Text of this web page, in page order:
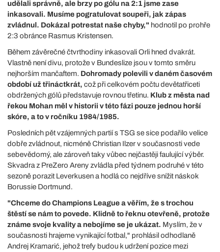
udělali správně, ale brzy po gólu na 2:1 jsme zase
inkasovali. Musíme pogratulovat soupeři, jak zápas
zvládnul. Dokázal potrestat naše chyby," hodnotil po prohře
2:3 obránce Rasmus Kristensen.
Během závěrečné čtvrthodiny inkasovali Orli hned dvakrát.
Vlastně není divu, protože v Bundeslize jsou v tomto směru
nejhorším mančaftem. Dohromady polevili v daném časovém
období už třináctkrát, což při celkovém počtu devětatřiceti
obdržených gólů představuje rovnou třetinu. Klub z města nad
řekou Mohan měl v historii v této fázi pouze jednou horší
skóre, a to v ročníku 1984/1985.
Posledních pět vzájemných partií s TSG se sice podařilo velice
dobře zvládnout, nicméně Christian Ilzer v současnosti vede
sebevědomý, ale zároveň taky vůbec nejčastěji faulující výběr.
Skvadra z PreZero Areny zvládla před týdnem podruhé v této
sezoně porazit Leverkusen a hodlá co nejdříve snížit náskok
Borussie Dortmund.
"Chceme do Champions League a věřím, že s trochou
štěstí se nám to povede. Klidně to řeknu otevřeně, protože
známe svoje kvality a nebojíme se je ukázat. Myslím, že v
současnosti hrajeme vynikající fotbal," prohlásil odhodlaně
Andrej Kramarić, jehož trefy budou k udržení pozice mezi